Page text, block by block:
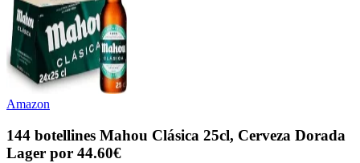
Amazon
144 botellines Mahou Clásica 25cl, Cerveza Dorada
Lager por 44.60€